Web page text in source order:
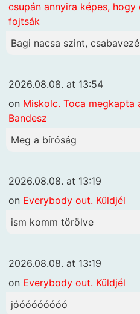
csupán annyira képes, hogy
fojtsák
Bagi nacsa szint,
2026.08.08. at 13:54
on Miskolc. Toca megkapta
Bandesz
Meg a bíróság
2026.08.08. at 13:19
on Everybody out. Küldjél
ism komm törölve
2026.08.08. at 13:19
on Everybody out. Küldjél
jóóóóóóóóó